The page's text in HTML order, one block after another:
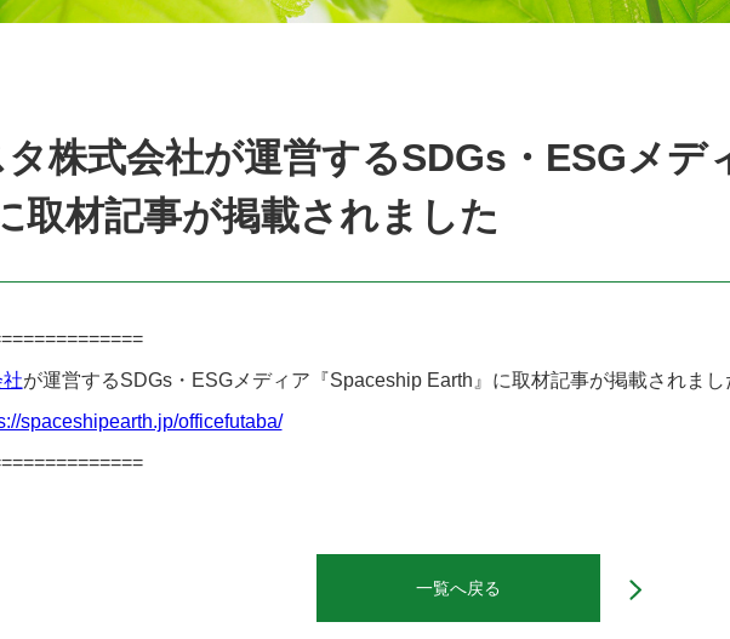
株式会社が運営するSDGs・ESGメ
取材記事が掲載されました
が運営するSDGs・ESGメディア『Spaceship Earth』に取材記事が掲載されまし
spaceshipearth.jp/officefutaba/
一覧へ戻る